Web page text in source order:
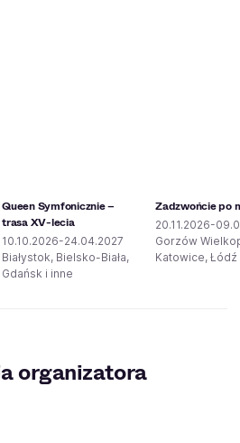
Queen Symfonicznie –
trasa XV-lecia
10.10.2026-24.04.2027
Białystok, Bielsko-Biała,
Gdańsk i inne
Zadzwońcie po
20.11.2026-
Gorzów
Katowice, Łódź
organizatora